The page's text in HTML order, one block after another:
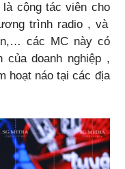
là cộng tác viên cho
trình radio , và
các MC này có
của doanh nghiệp ,
hoạt náo tại các địa